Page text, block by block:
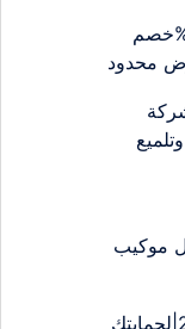
تنظيف مجالس بالخرج..30%خصم
محدود
موكيب
شركة تنظيف وتعقيم بالرياض24/7|لحمايتك